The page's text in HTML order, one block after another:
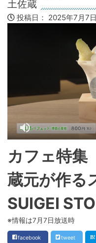
土佐蔵
投稿日： 2025年7月7日
カフェ特集
蔵元が作る
SUIGEI
※情報は7月7日放送時
facebook tweet